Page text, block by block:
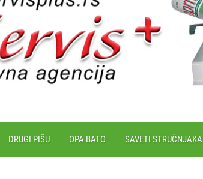
DRUGI PIŠU OPA BATO SAVETI STRUČNJAKA